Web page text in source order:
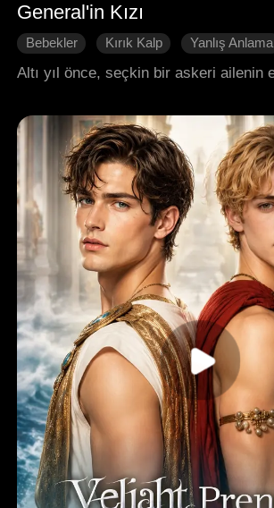
General'in Kızı
Bebekler Kırık Kalp Yanlış Anlama